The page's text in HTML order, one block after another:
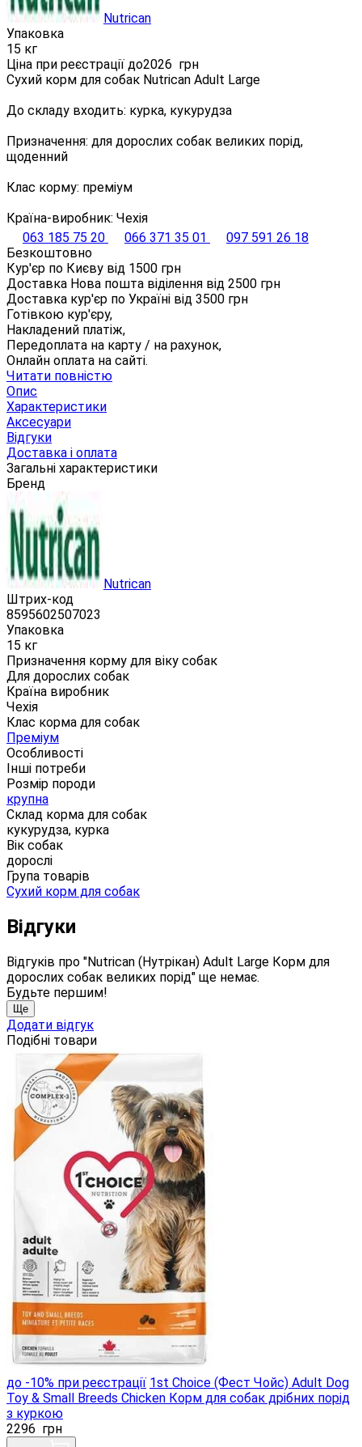
Nutrican
Упаковка
15 кг
Ціна при реєстрації до2026 грн
Сухий корм для собак Nutrican Adult Large
До складу входить: курка, кукурудза
Призначення: для дорослих собак великих порід,
щоденний
Клас корму: преміум
Країна-виробник: Чехія
063 185 75 20
066 371 35 01
097 591 26 18
Безкоштовно
Кур'єр по Києву від 1500 грн
Доставка Нова пошта віділення від 2500 грн
Доставка кур'єр по Україні від 3500 грн
Готівкою кур'єру,
Накладений платіж,
Передоплата на карту / на рахунок,
Онлайн оплата на сайті.
Читати повністю
Опис
Характеристики
Аксесуари
Відгуки
Доставка і оплата
Загальні характеристики
Бренд
Nutrican
Штрих-код
8595602507023
Упаковка
15 кг
Призначення корму для віку собак
Для дорослих собак
Країна виробник
Чехія
Клас корма для собак
Преміум
Особливості
Інші потреби
Розмір породи
крупна
Склад корма для собак
кукурудза, курка
Вік собак
дорослі
Група товарів
Сухий корм для собак
Відгуки
Відгуків про "Nutrican (Нутрікан) Adult Large Корм ​​для
дорослих собак великих порід" ще немає.
Будьте першим!
Ще
Додати відгук
Подібні товари
до -10% при реєстрації 1st Choice (Фест Чойс) Adult Dog
Toy & Small Breeds Chicken Корм ​​для собак дрібних порід
з куркою
2296 грн